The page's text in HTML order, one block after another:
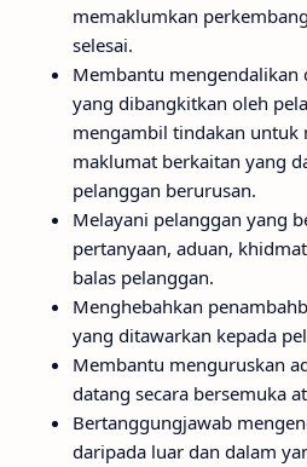
memaklumkan
selesai.
Membantu mengendalikan
yang dibangkitkan oleh
mengambil tindakan untuk
maklumat berkaitan yang
pelanggan berurusan.
Melayani pelanggan yang
pertanyaan, aduan,
balas pelanggan.
Menghebahkan
yang ditawarkan kepada
Membantu menguruskan
datang secara bersemuka
Bertanggungjawab
daripada luar dan dalam